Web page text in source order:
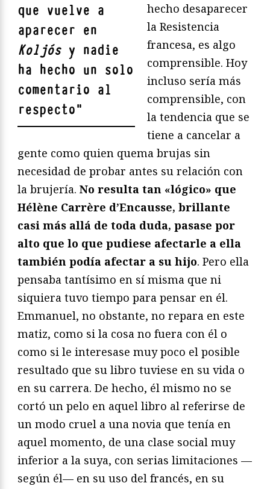
que vuelve a
aparecer en
Koljósy nadie
ha hecho un solo
comentario al
respecto"
hecho desaparecer
la Resistencia
francesa, es algo
comprensible. Hoy
incluso sería más
comprensible, con
la tendencia que se
tiene a cancelar a
gente como quien quema brujas sin
necesidad de probar antes su relación con
la brujería. No resulta tan «lógico» que
Hélène Carrère d’Encausse, brillante
casi más allá de toda duda, pasase por
alto que lo que pudiese afectarle a ella
también podía afectar a su hijo. Pero ella
pensaba tantísimo en sí misma que ni
siquiera tuvo tiempo para pensar en él.
Emmanuel, no obstante, no repara en este
matiz, como si la cosa no fuera con él o
como si le interesase muy poco el posible
resultado que su libro tuviese en su vida o
en su carrera. De hecho, él mismo no se
cortó un pelo en aquel libro al referirse de
un modo cruel a una novia que tenía en
aquel momento, de una clase social muy
inferior a la suya, con serias limitaciones —
según él— en su uso del francés, en su